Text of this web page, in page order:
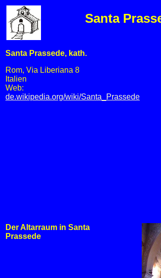
Santa
Santa Prassede, kath.
Rom, Via Liberiana 8
Italien
Web:
de.wikipedia.org/wiki/Santa_Prassede
Der Altarraum in Santa
Prassede